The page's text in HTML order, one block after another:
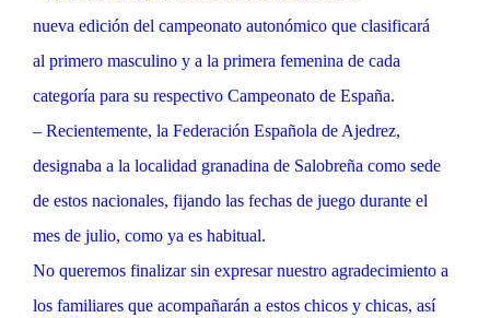
nueva edición del campeonato autonómico que clasificará
al primero masculino y a la primera femenina de cada
categoría para su respectivo Campeonato de España.
– Recientemente, la Federación Española de Ajedrez,
designaba a la localidad granadina de Salobreña como sede
de estos nacionales, fijando las fechas de juego durante el
mes de julio, como ya es habitual.
No queremos finalizar sin expresar nuestro agradecimiento a
los familiares que acompañarán a estos chicos y chicas, así